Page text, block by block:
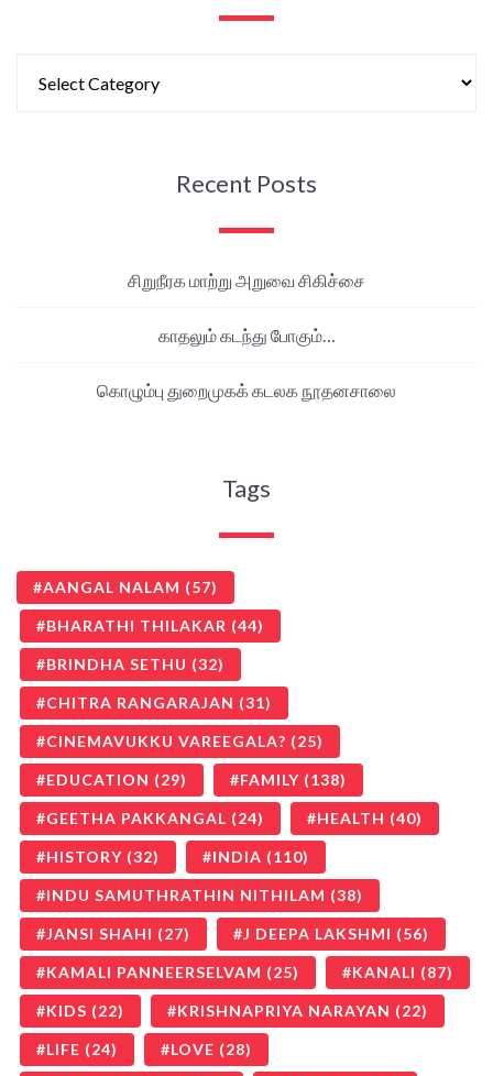
Recent Posts
சிறுநீரக மாற்று அறுவை சிகிச்சை
காதலும் கடந்து போகும்…
கொழும்பு துறைமுகக் கடலக நூதனசாலை
Tags
AANGAL NALAM (57)
BHARATHI THILAKAR (44)
BRINDHA SETHU (32)
CHITRA RANGARAJAN (31)
CINEMAVUKKU VAREEGALA? (25)
EDUCATION (29) FAMILY (138)
GEETHA PAKKANGAL (24) HEALTH (40)
HISTORY (32) INDIA (110)
INDU SAMUTHRATHIN NITHILAM (38)
JANSI SHAHI (27) J DEEPA LAKSHMI (56)
KAMALI PANNEERSELVAM (25) KANALI (87)
KIDS (22) KRISHNAPRIYA NARAYAN (22)
LIFE (24) LOVE (28)